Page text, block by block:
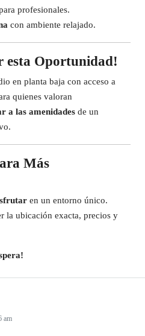
profesionales.
con ambiente relajado.
esta Oportunidad!
en planta baja con acceso a
quienes valoran
a las amenidades de un
Más
en un entorno único.
la ubicación exacta, precios y
am